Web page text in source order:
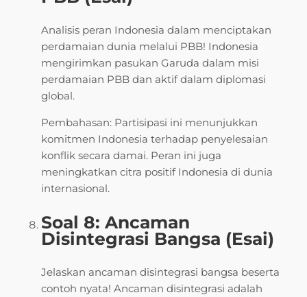
Analisis peran Indonesia dalam menciptakan
perdamaian dunia melalui PBB! Indonesia
mengirimkan pasukan Garuda dalam misi
perdamaian PBB dan aktif dalam diplomasi
global.
Pembahasan: Partisipasi ini menunjukkan
komitmen Indonesia terhadap penyelesaian
konflik secara damai. Peran ini juga
meningkatkan citra positif Indonesia di dunia
internasional.
Soal 8: Ancaman
Disintegrasi Bangsa (Esai)
Jelaskan ancaman disintegrasi bangsa beserta
contoh nyata! Ancaman disintegrasi adalah